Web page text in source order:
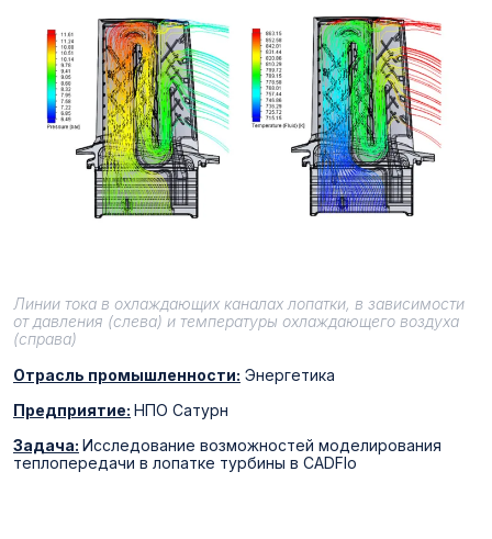
Линии тока в охлаждающих каналах лопатки, в зависимости
от давления (слева) и температуры охлаждающего воздуха
(справа)
Отрасль промышленности: Энергетика
Предприятие: НПО Сатурн
Задача: Исследование возможностей моделирования
теплопередачи в лопатке турбины в CADFlo